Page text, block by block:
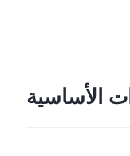
الأساسية